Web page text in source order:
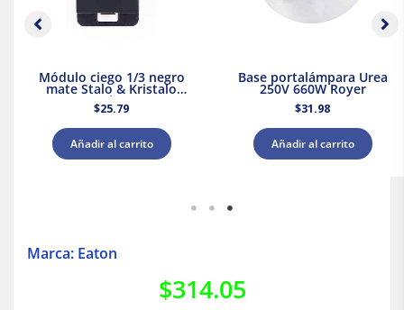
Módulo ciego 1/3 negro
mate Stalo & Kristalo
Leviton
$25.79
Añadir al carrito
Base portalámpara Urea
250V 660W Royer
$31.98
Añadir al carrito
Marca: Eaton
$314.05